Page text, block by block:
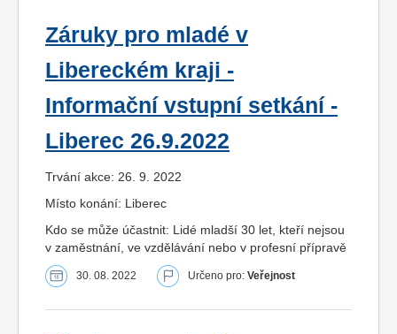
Záruky pro mladé v
Libereckém kraji -
Informační vstupní setkání -
Liberec 26.9.2022
Trvání akce: 26. 9. 2022
Místo konání: Liberec
Kdo se může účastnit: Lidé mladší 30 let, kteří nejsou
v zaměstnání, ve vzdělávání nebo v profesní přípravě
30. 08. 2022 Určeno pro: Veřejnost